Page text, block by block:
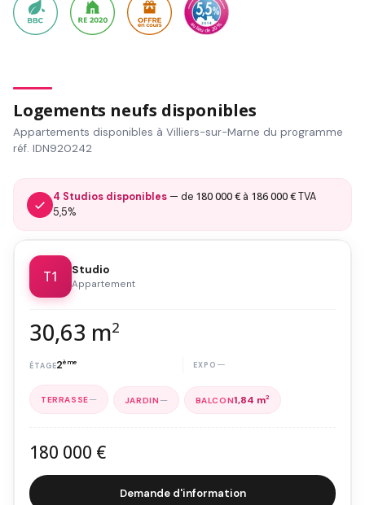
Logements neufs disponibles
Appartements disponibles à Villiers-sur-Marne du programme
réf. IDN920242
4 Studios disponibles — de 180 000 € à 186 000 €TVA
5,5%
T1 Studio
Appartement
30,63 m2
2ème —
— — 1,84 m2
180 000 €
Demande d'information